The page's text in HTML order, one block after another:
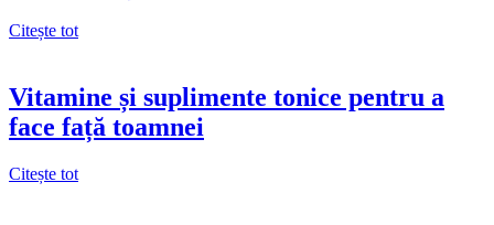
Citește tot
Vitamine și suplimente tonice pentru a
face față toamnei
Citește tot